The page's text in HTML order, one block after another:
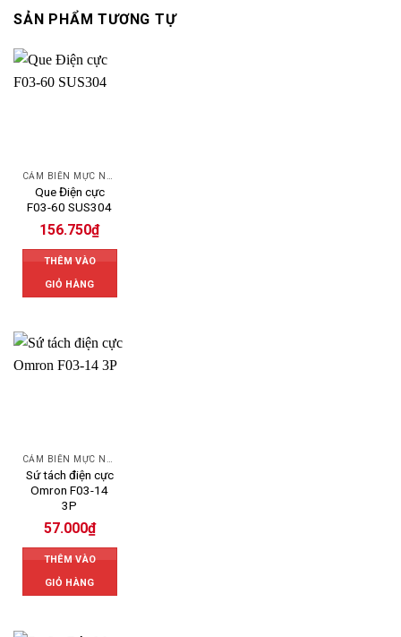
SẢN PHẨM TƯƠNG TỰ
Que Điện cực
F03-60 SUS304
156.750₫
THÊM VÀO
GIỎ HÀNG
CẢM BIẾN MỰC NƯỚC OMRON
Sứ tách điện cực
Omron F03-14
3P
57.000₫
THÊM VÀO
GIỎ HÀNG